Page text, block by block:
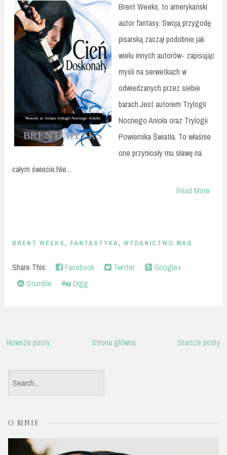
Brent Weeks, to amerykański
autor fantasy. Swoją przygodę
pisarską zaczął podobnie jak
wielu innych autorów- zapisując
myśli na serwetkach w
odwiedzanych przez siebie
barach.Jest autorem Trylogii
Nocnego Anioła oraz Trylogii
Powiernika Światła. To właśnie
one przyniosły mu sławę na
całym świecie.Nie...
Read More
BRENT WEEKS , FANTASTYKA, WYDANICTWO MAG
Share This: Facebook Twitter
Google+
Stumble
Digg
Nowsze posty Starsze posty
Strona główna
e
rO MNIE